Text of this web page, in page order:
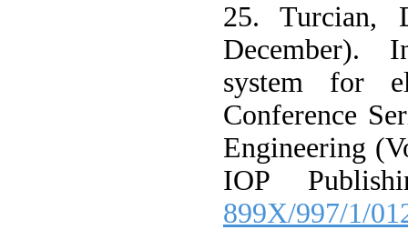
25. Turcian,
December).
system for
Conference
Engineering
899X/997/1/